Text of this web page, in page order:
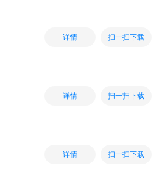
详情 扫一扫下载
详情 扫一扫下载
详情 扫一扫下载